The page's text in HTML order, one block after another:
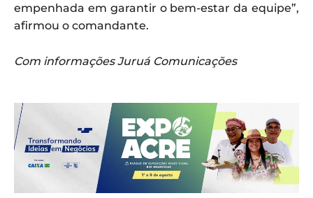
empenhada em garantir o bem-estar da equipe”,
afirmou o comandante.
Com informações Juruá Comunicações